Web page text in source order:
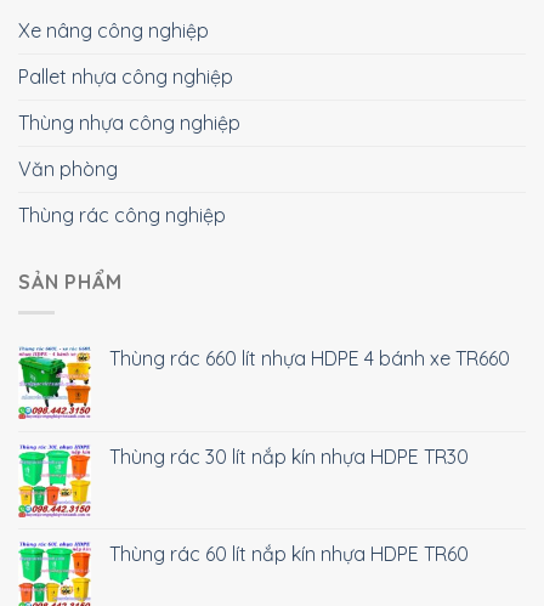
Xe nâng công nghiệp
Pallet nhựa công nghiệp
Thùng nhựa công nghiệp
Văn phòng
Thùng rác công nghiệp
SẢN PHẨM
Thùng rác 660 lít nhựa HDPE 4 bánh xe TR660
Thùng rác 30 lít nắp kín nhựa HDPE TR30
Thùng rác 60 lít nắp kín nhựa HDPE TR60